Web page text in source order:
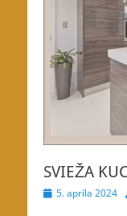
SVIEŽA
Posted5. apríla 2024